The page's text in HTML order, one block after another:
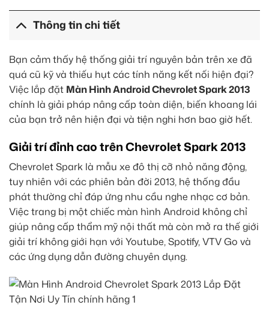
Thông tin chi tiết
Bạn cảm thấy hệ thống giải trí nguyên bản trên xe đã
quá cũ kỹ và thiếu hụt các tính năng kết nối hiện đại?
Việc lắp đặt Màn Hình Android Chevrolet Spark 2013
chính là giải pháp nâng cấp toàn diện, biến khoang lái
của bạn trở nên hiện đại và tiện nghi hơn bao giờ hết.
Giải trí đỉnh cao trên Chevrolet Spark 2013
Chevrolet Spark là mẫu xe đô thị cỡ nhỏ năng động,
tuy nhiên với các phiên bản đời 2013, hệ thống đầu
phát thường chỉ đáp ứng nhu cầu nghe nhạc cơ bản.
Việc trang bị một chiếc màn hình Android không chỉ
giúp nâng cấp thẩm mỹ nội thất mà còn mở ra thế giới
giải trí không giới hạn với Youtube, Spotify, VTV Go và
các ứng dụng dẫn đường chuyên dụng.